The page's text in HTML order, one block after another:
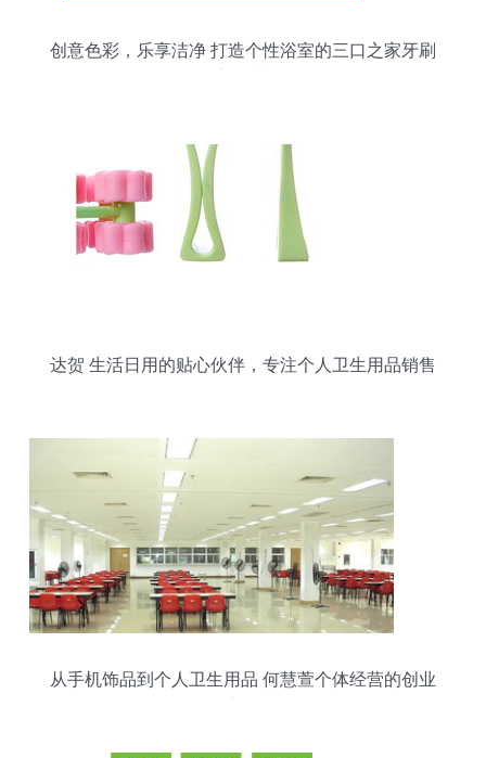
创意色彩，乐享洁净 打造个性浴室的三口之家牙刷
达贺 生活日用的贴心伙伴，专注个人卫生用品销售
从手机饰品到个人卫生用品 何慧萱个体经营的创业